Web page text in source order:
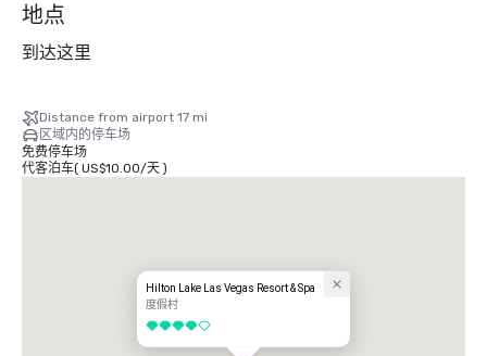
地点
到达这里
Distance from airport 17 mi
区域内的停车场
免费停车场
代客泊车( US$10.00/天)
Hilton Lake Las Vegas Resort & Spa
度假村
4/5